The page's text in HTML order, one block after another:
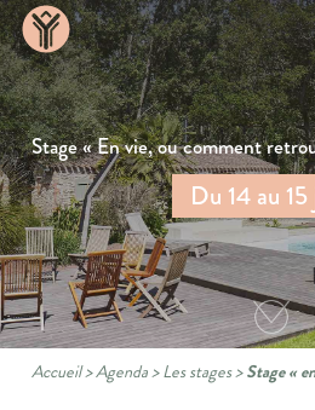
Stage « En vie, ou comment
Du 14 au
Accueil>Agenda>Les stages>Stage «